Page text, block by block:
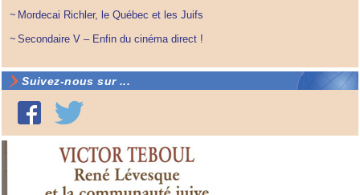
~ Mordecai Richler, le Québec et les Juifs
~ Secondaire V – Enfin du cinéma direct !
Suivez-nous sur ...